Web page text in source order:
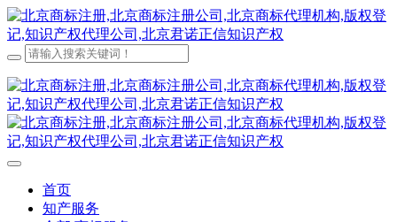
首页
知产服务